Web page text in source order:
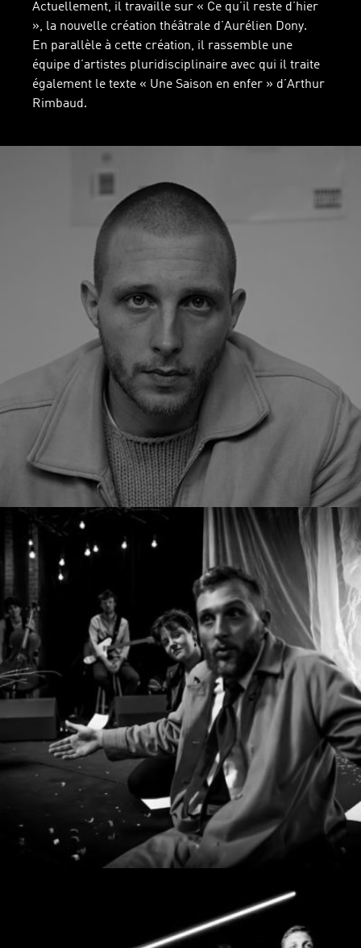
Actuellement, il travaille sur « Ce qu’il reste d’hier
», la nouvelle création théâtrale d’Aurélien Dony.
En parallèle à cette création, il rassemble une
équipe d’artistes pluridisciplinaire avec qui il traite
également le texte « Une Saison en enfer » d’Arthur
Rimbaud.